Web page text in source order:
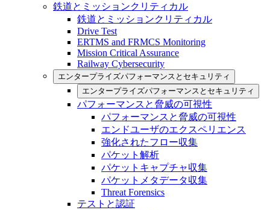
鉄道とミッションクリティカル
鉄道とミッションクリティカル
Drive Test
ERTMS and FRMCS Monitoring
Mission Critical Assurance
Railway Cybersecurity
エンタープライズパフォーマンスとセキュリティ
エンタープライズパフォーマンスとセキュリティ
パフォーマンスと脅威の可視性
パフォーマンスと脅威の可視性
エンドユーザのエクスペリエンス
強化されたフロー収集
パケット解析
パケットキャプチャ収集
パケットメタデータ収集
Threat Forensics
テストと認証